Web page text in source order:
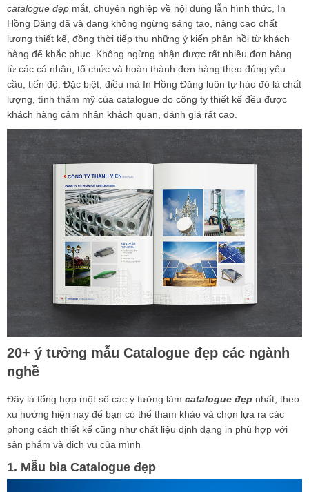
catalogue đẹp mắt, chuyên nghiệp về nội dung lẫn hình thức, In
Hồng Đăng đã và đang không ngừng sáng tạo, nâng cao chất
lượng thiết kế, đồng thời tiếp thu những ý kiến phản hồi từ khách
hàng để khắc phục. Không ngừng nhận được rất nhiều đơn hàng
từ các cá nhân, tổ chức và hoàn thành đơn hàng theo đúng yêu
cầu, tiến độ. Đặc biệt, điều mà In Hồng Đăng luôn tự hào đó là chất
lượng, tính thẩm mỹ của catalogue do công ty thiết kế đều được
khách hàng cảm nhận khách quan, đánh giá rất cao.
20+ ý tưởng mẫu Catalogue đẹp các ngành
nghề
Đây là tổng hợp một số các ý tưởng làm catalogue đẹp nhất, theo
xu hướng hiện nay để bạn có thể tham khảo và chọn lựa ra các
phong cách thiết kế cũng như chất liệu định dạng in phù hợp với
sản phẩm và dịch vụ của mình
1. Mẫu bìa Catalogue đẹp